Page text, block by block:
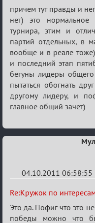
или
турнир?
причем тут правды и
нет) это нормальное
турнира, этим и
партий отдельных, в
вообще и в реале
и последний этап
бегуны лидеры
пытаться обогнать
другому лидеру, и
главное общий зачет)
04.10.2011 06:58:55
Re:
Кружок
по
Re:Кружок по
Это да. Пофиг что это
победы можно что